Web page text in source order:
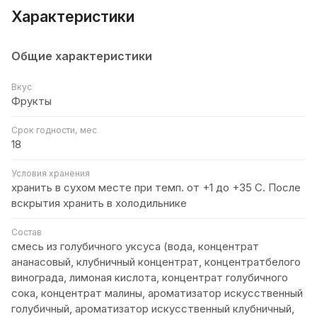
Характеристики
Общие характеристики
Вкус
Фрукты
Срок годности, мес
18
Условия хранения
хранить в сухом месте при темп. от +1 до +35 С. После
вскрытия хранить в холодильнике
Состав
смесь из голубичного уксуса (вода, концентрат
ананасовый, клубничный концентрат, концентратбелого
винограда, лимоная кислота, концентрат голубичного
сока, концентрат малины, ароматизатор искусственный
голубичный, ароматизатор искусственный клубничный,